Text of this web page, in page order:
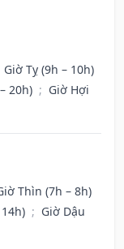
Giờ Tỵ (9h – 10h)
20h) ; Giờ Hợi
Thìn (7h – 8h)
; Giờ Dậu